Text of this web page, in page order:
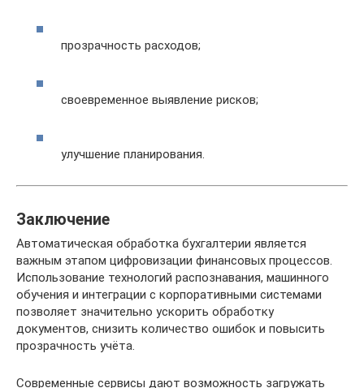
прозрачность расходов;
своевременное выявление рисков;
улучшение планирования.
Заключение
Автоматическая обработка бухгалтерии является
важным этапом цифровизации финансовых процессов.
Использование технологий распознавания, машинного
обучения и интеграции с корпоративными системами
позволяет значительно ускорить обработку
документов, снизить количество ошибок и повысить
прозрачность учёта.
Современные сервисы дают возможность загружать